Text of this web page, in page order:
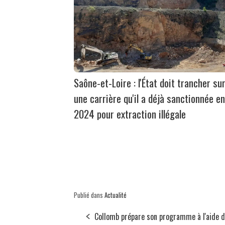
Saône-et-Loire : l'État doit trancher sur
une carrière qu'il a déjà sanctionnée en
2024 pour extraction illégale
Publié dans Actualité
Collomb prépare son programme à l'aide